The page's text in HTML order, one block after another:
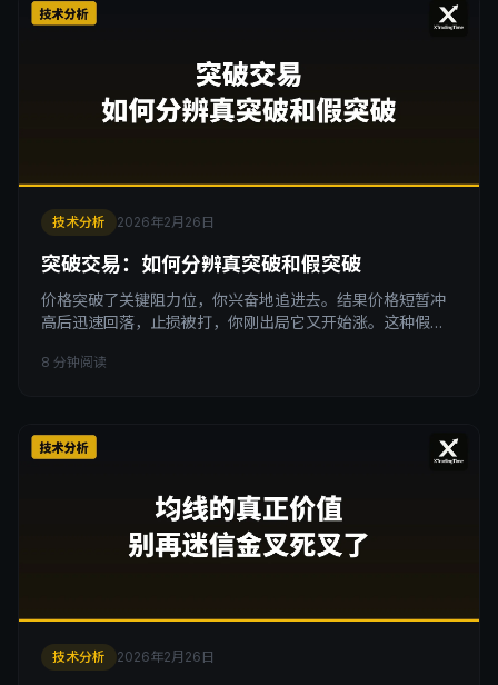
技术分析 2026年2月26日
突破交易：如何分辨真突破和假突破
价格突破了关键阻力位，你兴奋地追进去。结果价格短暂冲
高后迅速回落，止损被打，你刚出局它又开始涨。这种假突
看到突破，不敢进了，然后错过了真正的大行情。 突破交易
成立，早期跟进的交易者能在短时间内获取丰厚利润。 但市
场不会让你这
8 分钟阅读
技术分析 2026年2月26日